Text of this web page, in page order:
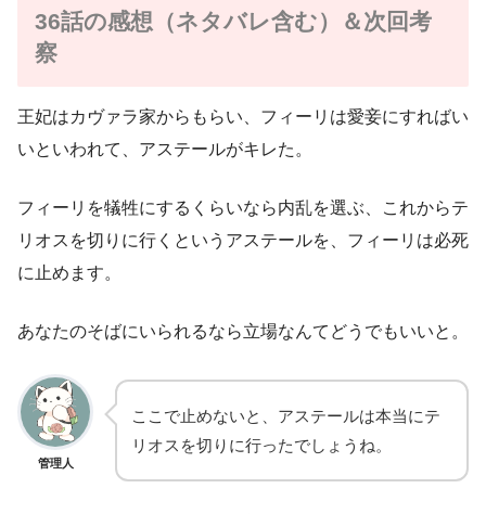
36話の感想（ネタバレ含む）＆次回考
察
王妃はカヴァラ家からもらい、フィーリは愛妾にすればい
いといわれて、アステールがキレた。
フィーリを犠牲にするくらいなら内乱を選ぶ、これからテ
リオスを切りに行くというアステールを、フィーリは必死
に止めます。
あなたのそばにいられるなら立場なんてどうでもいいと。
管理人
ここで止めないと、アステールは本当にテ
リオスを切りに行ったでしょうね。